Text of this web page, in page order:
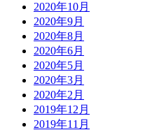
2020年10月
2020年9月
2020年8月
2020年6月
2020年5月
2020年3月
2020年2月
2019年12月
2019年11月